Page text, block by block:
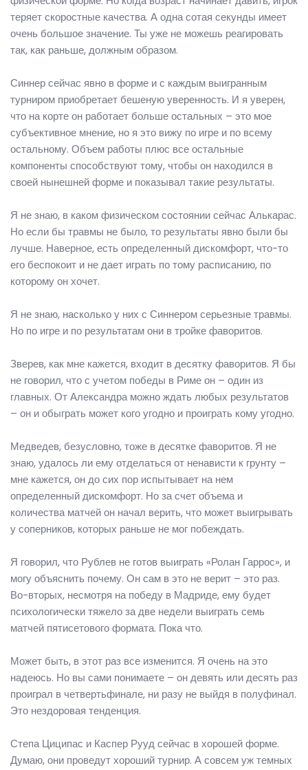
теряет скоростные качества. А одна сотая секунды имеет
очень большое значение. Ты уже не можешь реагировать
так, как раньше, должным образом.
Синнер сейчас явно в форме и с каждым выигранным
турниром приобретает бешеную уверенность. И я уверен,
что на корте он работает больше остальных – это мое
субъективное мнение, но я это вижу по игре и по всему
остальному. Объем работы плюс все остальные
компоненты способствуют тому, чтобы он находился в
своей нынешней форме и показывал такие результаты.
Я не знаю, в каком физическом состоянии сейчас Алькарас.
Но если бы травмы не было, то результаты явно были бы
лучше. Наверное, есть определенный дискомфорт, что-то
его беспокоит и не дает играть по тому расписанию, по
которому он хочет.
Я не знаю, насколько у них с Синнером серьезные травмы.
Но по игре и по результатам они в тройке фаворитов.
Зверев, как мне кажется, входит в десятку фаворитов. Я бы
не говорил, что с учетом победы в Риме он – один из
главных. От Александра можно ждать любых результатов
– он и обыграть может кого угодно и проиграть кому угодно.
Медведев, безусловно, тоже в десятке фаворитов. Я не
знаю, удалось ли ему отделаться от ненависти к грунту –
мне кажется, он до сих пор испытывает на нем
определенный дискомфорт. Но за счет объема и
количества матчей он начал верить, что может выигрывать
у соперников, которых раньше не мог побеждать.
Я говорил, что Рублев не готов выиграть «Ролан Гаррос», и
могу объяснить почему. Он сам в это не верит – это раз.
Во-вторых, несмотря на победу в Мадриде, ему будет
психологически тяжело за две недели выиграть семь
матчей пятисетового формата. Пока что.
Может быть, в этот раз все изменится. Я очень на это
надеюсь. Но вы сами понимаете – он девять или десять раз
проиграл в четвертьфинале, ни разу не выйдя в полуфинал.
Это нездоровая тенденция.
Степа Циципас и Каспер Рууд сейчас в хорошей форме.
Думаю, они проведут хороший турнир. А совсем уж темных